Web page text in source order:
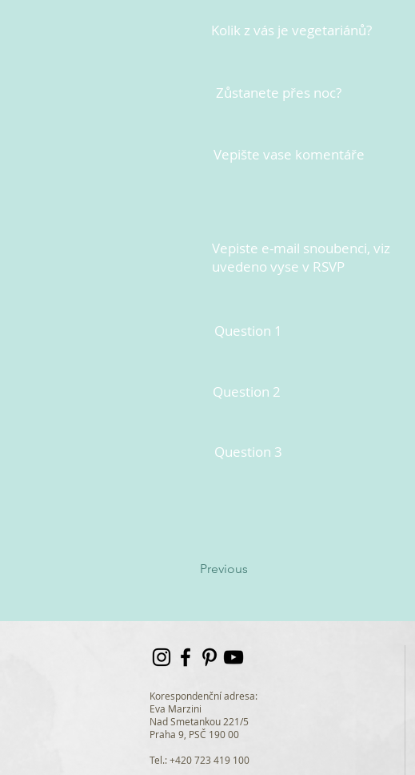
Kolik z vás je vegetariánů?
Zůstanete přes noc?
Vepište vase komentáře
Vepiste e-mail snoubenci, viz
uvedeno vyse v RSVP
Question 1
Question 2
Question 3
Previous
Korespondenční adresa:
Eva Marzini
Nad Smetankou 221/5
Praha 9, PSČ 190 00
Tel.: +420 723 419 100